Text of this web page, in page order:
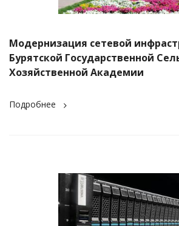
Модернизация сетевой
Бурятской Государственной
Хозяйственной Академии
Подробнее